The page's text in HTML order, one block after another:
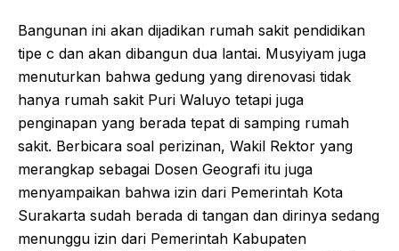
Bangunan ini akan dijadikan rumah sakit pendidikan
tipe c dan akan dibangun dua lantai. Musyiyam juga
menuturkan bahwa gedung yang direnovasi tidak
hanya rumah sakit Puri Waluyo tetapi juga
penginapan yang berada tepat di samping rumah
sakit. Berbicara soal perizinan, Wakil Rektor yang
merangkap sebagai Dosen Geografi itu juga
menyampaikan bahwa izin dari Pemerintah Kota
Surakarta sudah berada di tangan dan dirinya sedang
menunggu izin dari Pemerintah Kabupaten